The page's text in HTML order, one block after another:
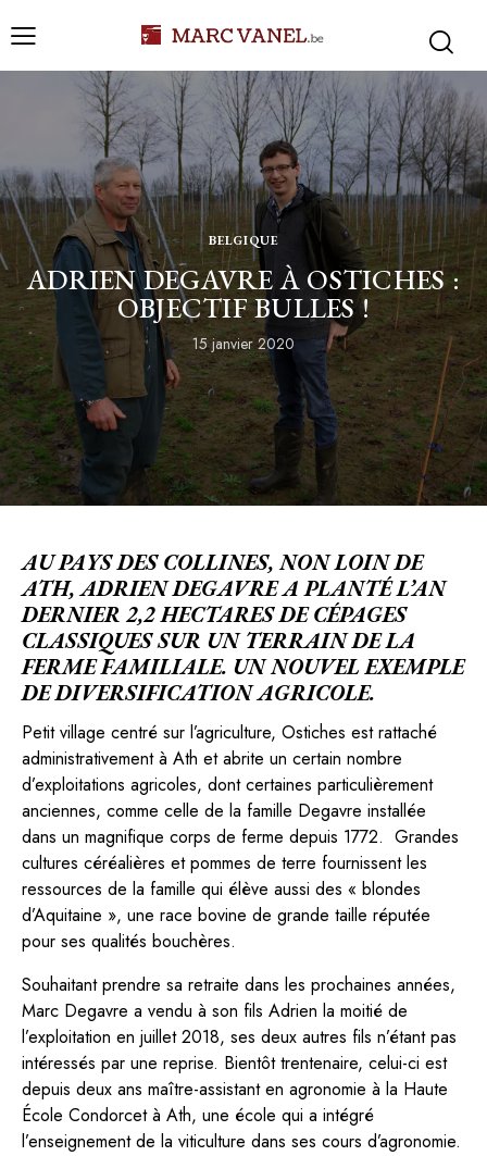
BELGIQUE
ADRIEN DEGAVRE À OSTICHES :
OBJECTIF BULLES !
15 janvier 2020
AU PAYS DES COLLINES, NON LOIN DE
ATH, ADRIEN DEGAVRE A PLANTÉ L’AN
DERNIER 2,2 HECTARES DE CÉPAGES
CLASSIQUES SUR UN TERRAIN DE LA
FERME FAMILIALE. UN NOUVEL EXEMPLE
DE DIVERSIFICATION AGRICOLE.
Petit village centré sur l’agriculture, Ostiches est rattaché
administrativement à Ath et abrite un certain nombre
d’exploitations agricoles, dont certaines particulièrement
anciennes, comme celle de la famille Degavre installée
dans un magnifique corps de ferme depuis 1772. Grandes
cultures céréalières et pommes de terre fournissent les
ressources de la famille qui élève aussi des « blondes
d’Aquitaine », une race bovine de grande taille réputée
pour ses qualités bouchères.
Souhaitant prendre sa retraite dans les prochaines années,
Marc Degavre a vendu à son fils Adrien la moitié de
l’exploitation en juillet 2018, ses deux autres fils n’étant pas
intéressés par une reprise. Bientôt trentenaire, celui-ci est
depuis deux ans maître-assistant en agronomie à la Haute
École Condorcet à Ath, une école qui a intégré
l’enseignement de la viticulture dans ses cours d’agronomie.